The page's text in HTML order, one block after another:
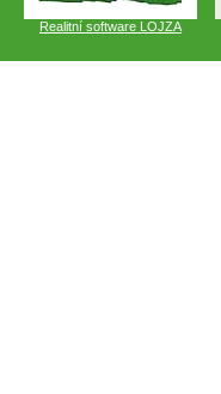
Realitní software LOJZA